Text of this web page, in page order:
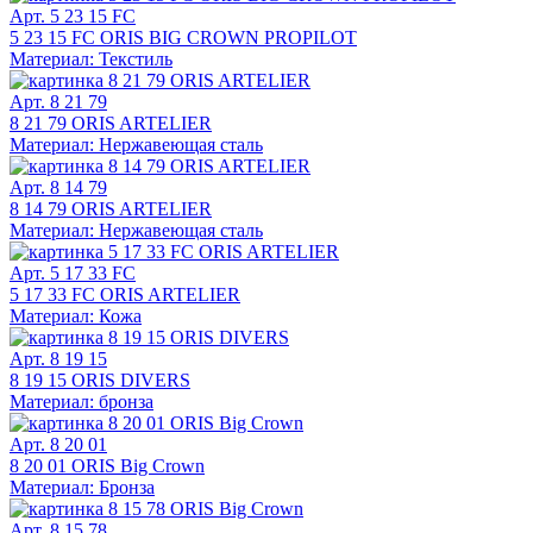
Арт. 5 23 15 FC
5 23 15 FC ORIS BIG CROWN PROPILOT
Материал: Текстиль
Арт. 8 21 79
8 21 79 ORIS ARTELIER
Материал: Нержавеющая сталь
Арт. 8 14 79
8 14 79 ORIS ARTELIER
Материал: Нержавеющая сталь
Арт. 5 17 33 FC
5 17 33 FC ORIS ARTELIER
Материал: Кожа
Арт. 8 19 15
8 19 15 ORIS DIVERS
Материал: бронза
Арт. 8 20 01
8 20 01 ORIS Big Crown
Материал: Бронза